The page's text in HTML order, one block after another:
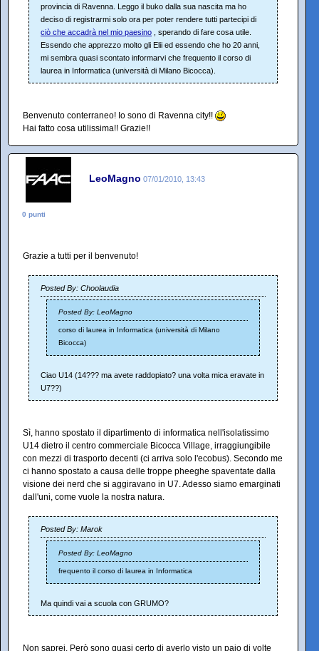
provincia di Ravenna. Leggo il buko dalla sua nascita ma ho
deciso di registrarmi solo ora per poter rendere tutti partecipi di
ciò che accadrà nel mio paesino , sperando di fare cosa utile.
Essendo che apprezzo molto gli Elii ed essendo che ho 20 anni,
mi sembra quasi scontato informarvi che frequento il corso di
laurea in Informatica (università di Milano Bicocca).
Benvenuto conterraneo! Io sono di Ravenna city!!
Hai fatto cosa utilissima!! Grazie!!
LeoMagno 07/01/2010, 13:43
0 punti
Grazie a tutti per il benvenuto!
Posted By: Choolaudia
Posted By: LeoMagno
corso di laurea in Informatica (università di Milano
Bicocca)
Ciao U14 (14??? ma avete raddopiato? una volta mica eravate in
U7??)
Sì, hanno spostato il dipartimento di informatica nell'isolatissimo
U14 dietro il centro commerciale Bicocca Village, irraggiungibile
con mezzi di trasporto decenti (ci arriva solo l'ecobus). Secondo me
ci hanno spostato a causa delle troppe pheeghe spaventate dalla
visione dei nerd che si aggiravano in U7. Adesso siamo emarginati
dall'uni, come vuole la nostra natura.
Posted By: Marok
Posted By: LeoMagno
frequento il corso di laurea in Informatica
Ma quindi vai a scuola con GRUMO?
Non saprei. Però sono quasi certo di averlo visto un paio di volte